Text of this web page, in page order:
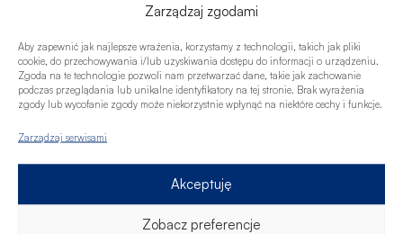
Zarządzaj zgodami
Aby zapewnić jak najlepsze wrażenia, korzystamy z technologii, takich jak pliki
cookie, do przechowywania i/lub uzyskiwania dostępu do informacji o urządzeniu.
Zgoda na te technologie pozwoli nam przetwarzać dane, takie jak zachowanie
podczas przeglądania lub unikalne identyfikatory na tej stronie. Brak wyrażenia
zgody lub wycofanie zgody może niekorzystnie wpłynąć na niektóre cechy i funkcje.
Zarządzaj serwisami
Akceptuję
Zobacz preferencje
Twoja zdolność kredytowa. Muszę więc
poznać Twoją sytuację finansową. Dowiesz się,
czy bank zaakceptuje dany dochód i jak
potraktuje Twoje obecne zobowiązania.
Będziemy rozmawiać o Twoich oczekiwaniach
i potrzebach kredytowych. Podpowiem także,
scoring kredytowy, tak aby zwiększyć możliwą
do otrzymania kwotę kredytu i szansę na
uzyskanie finansowania.